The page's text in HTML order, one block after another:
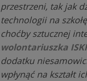
przestrzeni, tak jak
technologii na
choćby sztucznej
wolontariuszka
dodatku
wpłynąć na kształt